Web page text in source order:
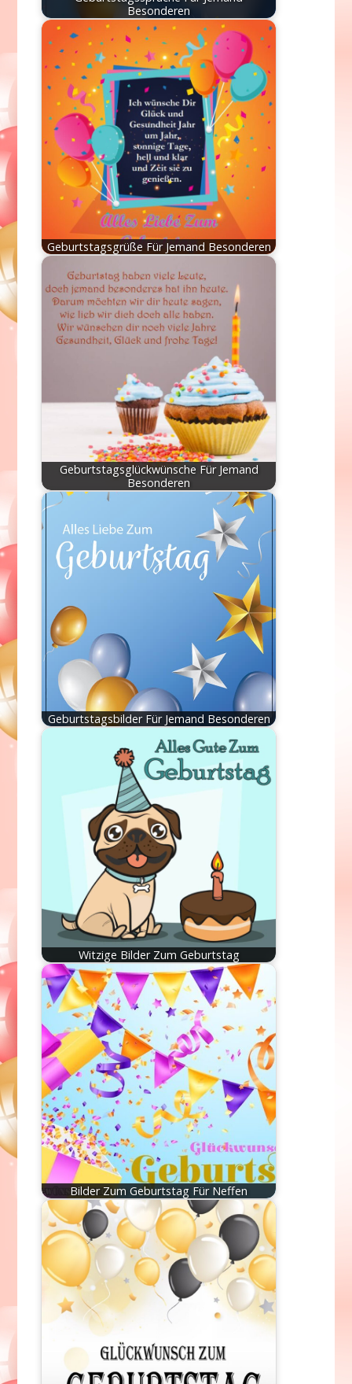
Besonderen
Geburtstagsgrüße Für Jemand Besonderen
Geburtstagsglückwünsche Für Jemand
Besonderen
Geburtstagsbilder Für Jemand Besonderen
Witzige Bilder Zum Geburtstag
Bilder Zum Geburtstag Für Neffen